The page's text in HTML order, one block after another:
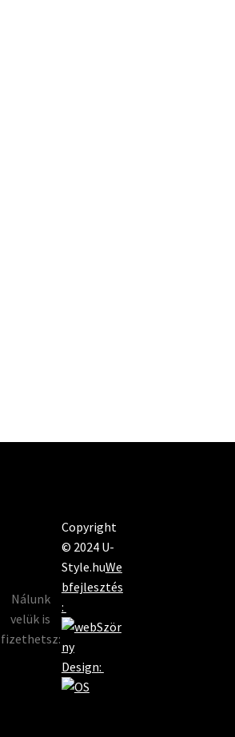
Nálunk
velük is
fizethetsz:
Copyright
© 2024 U-
Style.huWe
bfejlesztés
:
Design: